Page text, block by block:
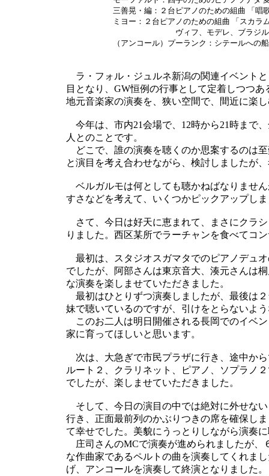
三善晃・編：２台ピアノのための組曲 「唱歌
ミヨー：２台ピアノのための組曲 「スカラム
ヴィフ、モデレ、ブラジル
（アンコール）プーランク：シテールへの船
ラ・フォル・ジュルネ新潟の関連イベント
目となり、GW恒例の行事として定着しつつ
地元音楽家の演奏を、狭い空間で、間近に楽
今年は、市内21会場で、12時から21時まで
人とのことです。
どこで、誰の演奏を聴くのか思案するのは
と演目を考え合わせながら、検討しましたが
ベルガルモは何としても聴かねばなりませ
すさなどを考えて、いくつかピックアップし
さて、今日は好天に恵まれて、まさにクラ
りました。西区某所でラーチャンを食べてコ
最初は、スタジオスガマタでのピアノデュ
でしたが、阿部さんは東京音大、湊元さんは
な演奏を楽しませていただきました。
最初はひとりずつ演奏しましたが、最後は
妹で聴いているのですが、引けをとらないよ
このお二人は明日開催される長岡でのイベ
家に育ってほしいと思います。
次は、大急ぎで市民プラザに行き、途中か
ルート２、クラリネット、ピアノ、ソプラノ
でしたが、楽しませていただきました。
そして、今日の演目の中では絶対に外せな
行き、正面最前列のかぶりつきの席を確保し
て幸せでした。美貌にうっとりしながら演奏
庄司さんのMCで演奏が進められましたが、
な作曲家であるペルトの曲を演奏してくれま
げ、アンコールを演奏して終演となりました。